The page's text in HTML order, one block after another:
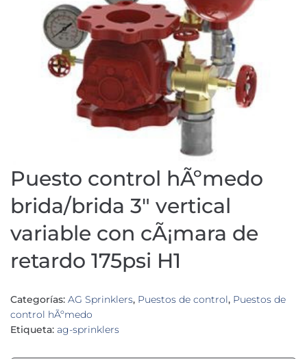
Puesto control hÃºmedo
brida/brida 3″ vertical
variable con cÃ¡mara de
retardo 175psi H1
Categorías: AG Sprinklers, Puestos de control, Puestos de
control hÃºmedo
Etiqueta: ag-sprinklers